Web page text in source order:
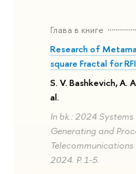
Глава в книге
Research of
square Fractal for
S. V. Bashkevich, A.
al.
In bk.: 2024
Generating and
Telecommunications
2024. P. 1-5.